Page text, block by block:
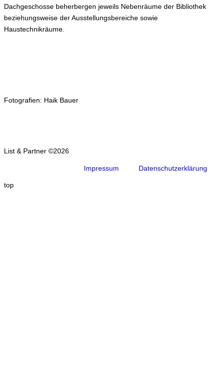
Dachgeschosse beherbergen jeweils Nebenräume der Bibliothek
beziehungsweise der Ausstellungsbereiche sowie
Haustechnikräume.
Fotografien: Haik Bauer
List & Partner ©2026
Impressum Datenschutzerklärung
top